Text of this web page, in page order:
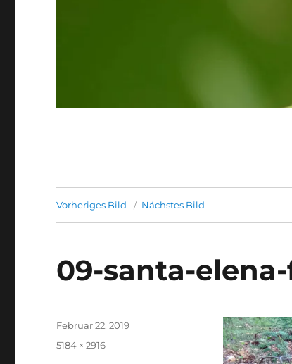
Vorheriges Bild Nächstes Bild
09-santa-
Veröffentlicht
Februar 22, 2019
Originalgröße
5184 × 2916